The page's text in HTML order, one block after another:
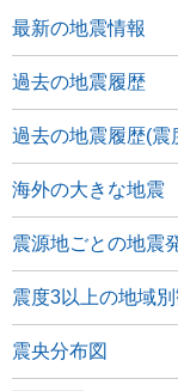
最新の地震情報
過去の地震履歴
過去の地震履歴(震
海外の大きな地震
震源地ごとの地震
震度3以上の地域
震央分布図